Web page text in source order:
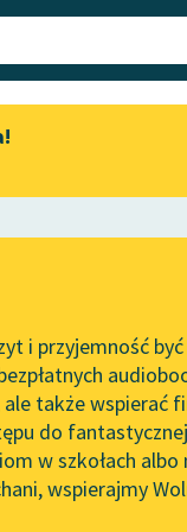
Horn” do
Tunkiel
Joseph
API
OAI-
i przyjemność
także wspierać
do
w szkołach
wspierajmy